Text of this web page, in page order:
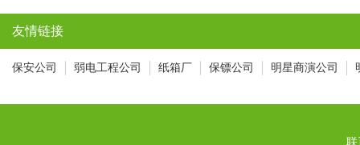
友情链接
保安公司 弱电工程公司 纸箱厂 保镖公司 明星商演公司
联